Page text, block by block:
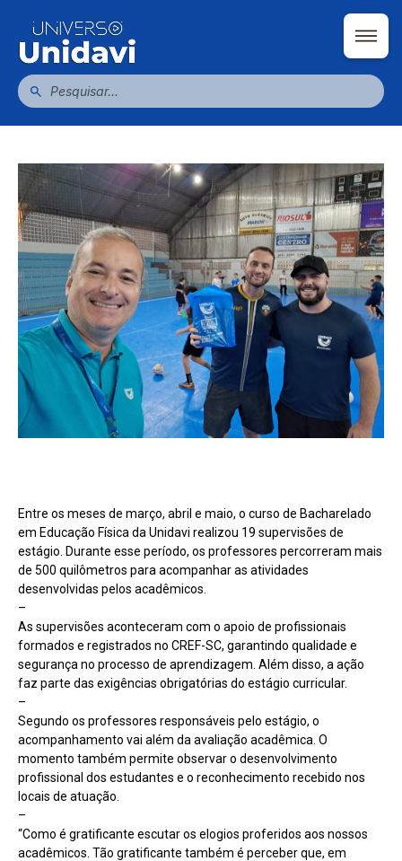
Estágio em Educação Física fortalece
formação
Escrito por Universo Unidavi
11/05/2026
Entre os meses de março, abril e maio, o curso de Bacharelado
em Educação Física da Unidavi realizou 19 supervisões de
estágio. Durante esse período, os professores percorreram mais
de 500 quilômetros para acompanhar as atividades
desenvolvidas pelos acadêmicos.
–
As supervisões aconteceram com o apoio de profissionais
formados e registrados no CREF-SC, garantindo qualidade e
segurança no processo de aprendizagem. Além disso, a ação
faz parte das exigências obrigatórias do estágio curricular.
–
Segundo os professores responsáveis pelo estágio, o
acompanhamento vai além da avaliação acadêmica. O
momento também permite observar o desenvolvimento
profissional dos estudantes e o reconhecimento recebido nos
locais de atuação.
–
“Como é gratificante escutar os elogios proferidos aos nossos
acadêmicos. Tão gratificante também é perceber que, em